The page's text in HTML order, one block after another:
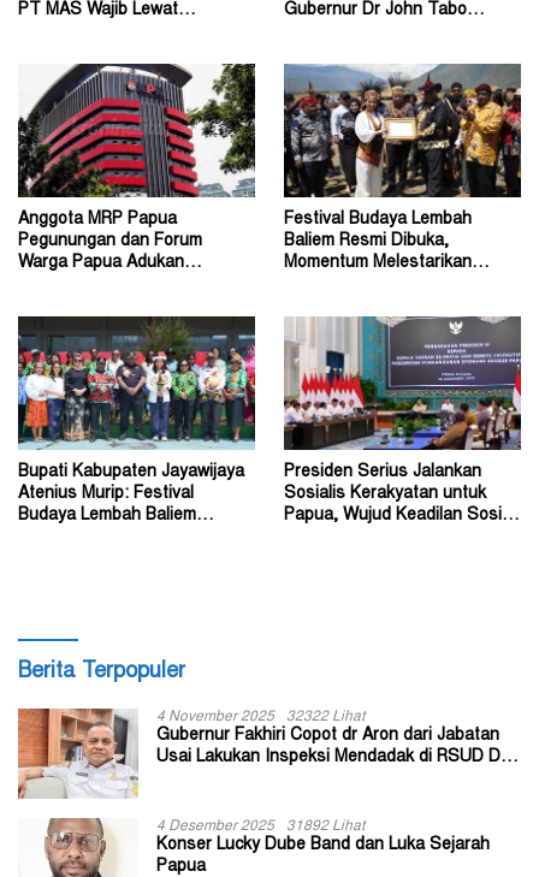
PT MAS Wajib Lewat
Gubernur Dr John Tabo
Anggota MRP Papua
Pegunungan dan Forum
Warga Papua Adukan
Festival Budaya Lembah
Baliem Resmi Dibuka,
Momentum Melestarikan
Bupati Kabupaten Jayawijaya
Atenius Murip: Festival
Budaya Lembah Baliem
Presiden Serius Jalankan
Sosialis Kerakyatan untuk
Papua, Wujud Keadilan Sosial
Berita Terpopuler
4 November 2025 32322 Lihat
Gubernur Fakhiri Copot dr Aron dari Jabatan
Usai Lakukan Inspeksi Mendadak di RSUD Dok
4 Desember 2025 31892 Lihat
Konser Lucky Dube Band dan Luka Sejarah
Papua